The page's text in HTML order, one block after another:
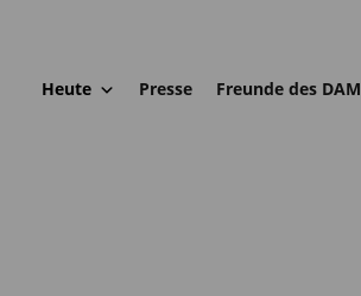
Heute Presse Freunde des DAM